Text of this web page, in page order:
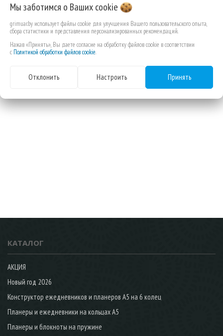
ВЫ СМОТРЕЛИ
КАТАЛОГ
АКЦИЯ
Новый год 2026
Конструктор ежедневников и планеров А5 на 6 колец
Планеры и ежедневники на кольцах А5
Планеры и блокноты на пружине
Мы заботимся о Вашихcookie
grimuar.by использует файлы cookie для улучшения Вашего пользовательского опыта,
сбора статистики и представления персонализированных рекомендаций.
Нажав «Принять», Вы даете согласие на обработку файлов cookie в соответствии
с Политикой обработки файлов cookie.
Отклонить Настроить Принять